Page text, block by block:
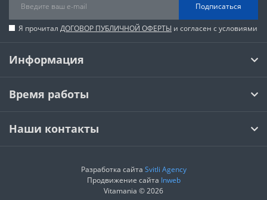
Подписаться
Я прочитал ДОГОВОР ПУБЛИЧНОЙ ОФЕРТЫ и согласен с условиями
Информация
Время работы
Наши контакты
Разработка сайта Svitli Agency
Продвижение сайта Inweb
Vitamania © 2026